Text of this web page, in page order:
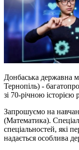
Донбаська державна
Тернопіль) -
зі 70-річною історією
Запрошуємо на
(Математика).
спеціальностей, які
надається особлива